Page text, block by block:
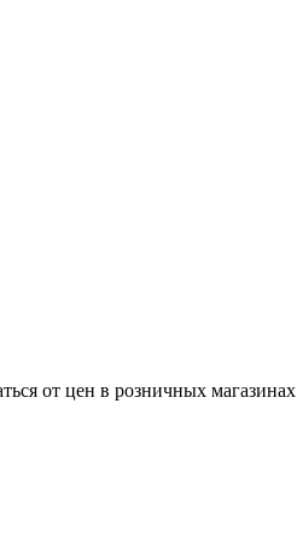
от цен в розничных магазинах